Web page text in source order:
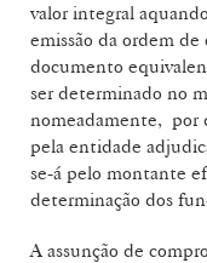
valor integral
emissão da ordem
documento
ser determinado no
nomeadamente, por
pela entidade
se-á pelo montante
determinação dos
A assunção de